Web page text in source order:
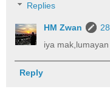
Replies
HM Zwan
iya
Reply